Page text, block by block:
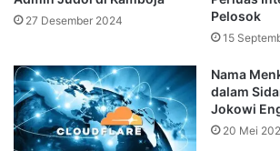
perangkat pengguna internet dengan
yang mereka kunjungi. Fungsinya ganda:
“Kini bisnis, organisasi nirlaba, blogger,
dengan akses internet bisa menikmati
aplikasi lebih cepat serta aman berkat
27 Desember 2024
Pelosok
15
Nama
dalam
Jokowi
20 Mei